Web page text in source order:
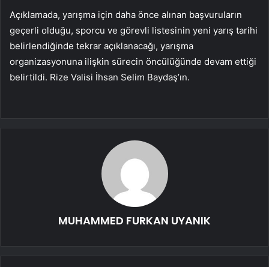
Açıklamada, yarışma için daha önce alınan başvuruların
geçerli olduğu, sporcu ve görevli listesinin yeni yarış tarihi
belirlendiğinde tekrar açıklanacağı, yarışma
organizasyonuna ilişkin sürecin öncülüğünde devam ettiği
belirtildi. Rize Valisi İhsan Selim Baydaş’ın.
MUHAMMED FURKAN UYANIK